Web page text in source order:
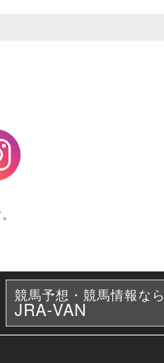
競馬予想・競馬情報なら
JRA-VAN